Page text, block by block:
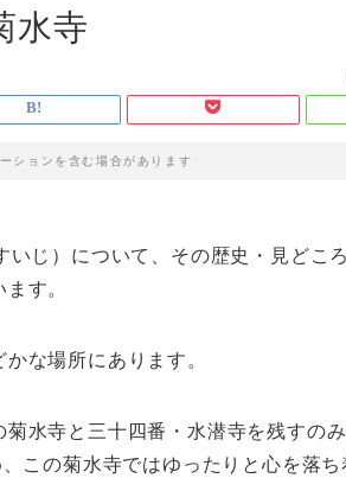
水寺
ションを含む場合があります
じ）について、その歴史・見どこ
す。
な場所にあります。
水寺と三十四番・水潜寺を残すの
この菊水寺ではゆったりと心を落